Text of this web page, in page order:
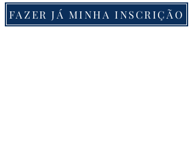
FAZER JÁ MINHA INSCRIÇÃO